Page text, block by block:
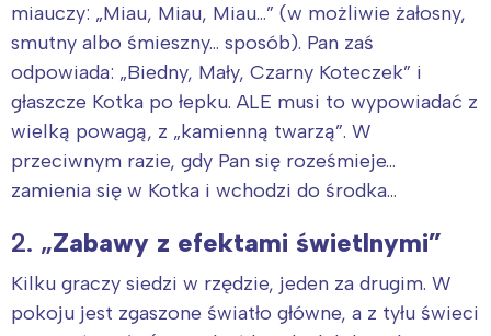
miauczy: „Miau, Miau, Miau…” (w możliwie żałosny,
smutny albo śmieszny… sposób). Pan zaś
odpowiada: „Biedny, Mały, Czarny Koteczek” i
głaszcze Kotka po łepku. ALE musi to wypowiadać z
wielką powagą, z „kamienną twarzą”. W
przeciwnym razie, gdy Pan się roześmieje…
zamienia się w Kotka i wchodzi do środka…
2. „Zabawy z efektami świetlnymi”
Kilku graczy siedzi w rzędzie, jeden za drugim. W
pokoju jest zgaszone światło główne, a z tyłu świeci